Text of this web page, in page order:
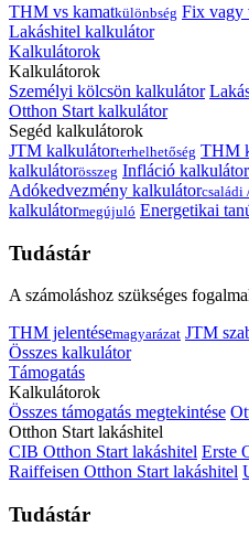
THM vs kamatkülönbség Fix vagy
Lakáshitel kalkulátor
Kalkulátorok
Kalkulátorok
Személyi kölcsön kalkulátor
Otthon Start kalkulátor
Segéd kalkulátorok
JTM kalkulátorterhelhetőség THM
kalkulátorösszeg Infláció kalkulátor
Adókedvezmény kalkulátorcsaládi
kalkulátormegújuló Energetikai
Tudástár
A számoláshoz szükséges
THM jelentésemagyarázat JTM
Összes kalkulátor
Támogatás
Kalkulátorok
Összes támogatás megtekintése
Otthon Start lakáshitel
CIB Otthon Start lakáshitel Erste
Raiffeisen Otthon Start lakáshitel
Tudástár